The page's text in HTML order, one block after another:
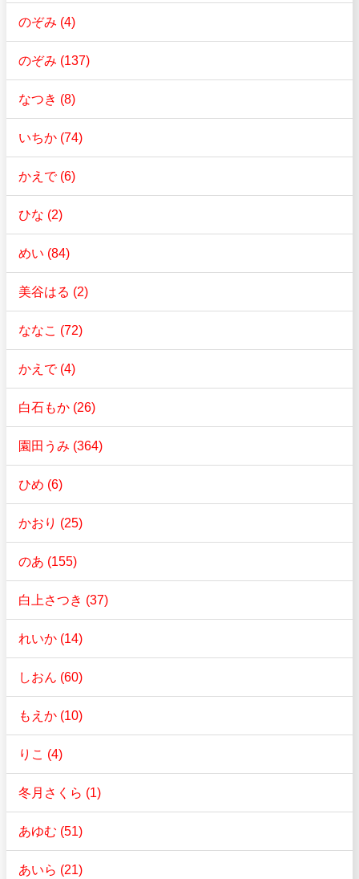
のぞみ (4)
のぞみ (137)
なつき (8)
いちか (74)
かえで (6)
ひな (2)
めい (84)
美谷はる (2)
ななこ (72)
かえで (4)
白石もか (26)
園田うみ (364)
ひめ (6)
かおり (25)
のあ (155)
白上さつき (37)
れいか (14)
しおん (60)
もえか (10)
りこ (4)
冬月さくら (1)
あゆむ (51)
あいら (21)